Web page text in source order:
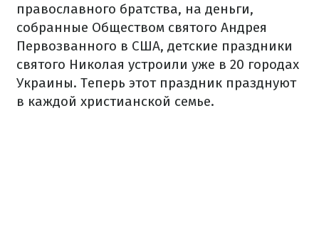
православного братства, на деньги,
собранные Обществом святого Андрея
Первозванного в США, детские праздники
святого Николая устроили уже в 20 городах
Украины. Теперь этот праздник празднуют
в каждой христианской семье.